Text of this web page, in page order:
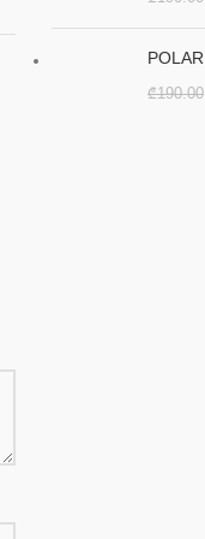
POLAR
₾190.00